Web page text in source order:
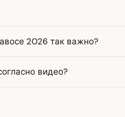
2026 так важно?
видео?